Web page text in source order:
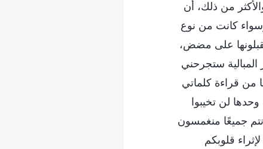
من ذلك، أن
كانت من نوع
على مضض،
ستجرحني
من قراءة كلماتي
لن تخيبوا
جميعًا منغمسون
قلوبكم